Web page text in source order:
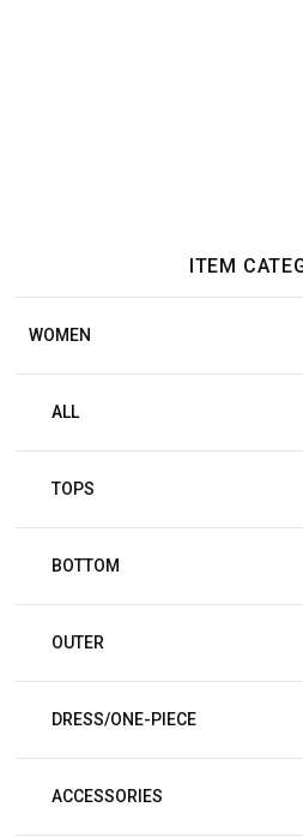
ITEM
WOMEN
ALL
TOPS
BOTTOM
OUTER
DRESS/ONE-PIECE
ACCESSORIES